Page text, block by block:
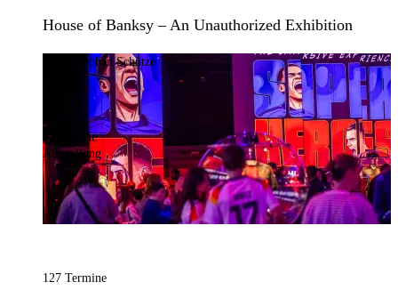
House of Banksy – An Unauthorized Exhibition
Stephan Schütze
Kategorie
Ausstellung
127 Termine